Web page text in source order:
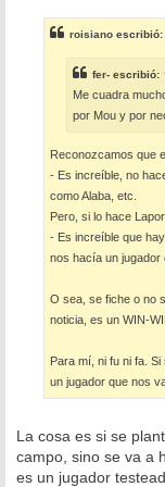
s
aroisiano escribió:
fer- escribió:
Me cuadra
por Mou y por
Reconozcamos que
- Es increíble, no
como Alaba, etc.
Pero, si lo hace
- Es increíble que
nos hacía un jugador
O sea, se fiche o no
noticia, es un WIN-
Para mí, ni fu ni fa.
un jugador que nos
La cosa es si se
campo, sino se va a
es un jugador